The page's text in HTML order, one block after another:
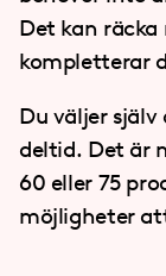
Det kan
kompletterar
Du väljer
deltid. Det är
60 eller 75
möjligheter